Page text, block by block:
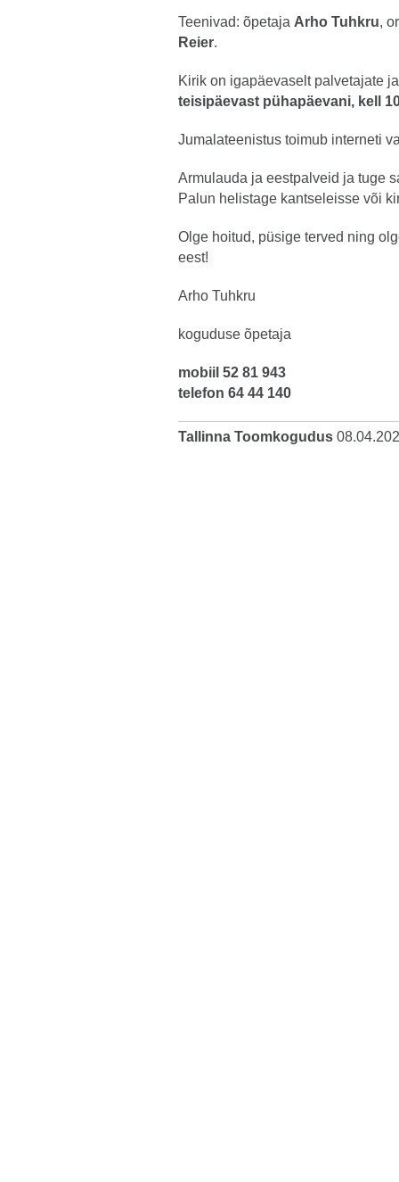
Teenivad: õpetaja Arho Tuhkru,
Reier.
Kirik on igapäevaselt palvetajate
teisipäevast pühapäevani, kell
Jumalateenistus toimub interneti
Armulauda ja eestpalveid ja tuge
Palun helistage kantseleisse või
Olge hoitud, püsige terved ning
eest!
Arho Tuhkru
koguduse õpetaja
mobiil 52 81 943
tel efon 64 44 140
Tallinna Toomkogudus